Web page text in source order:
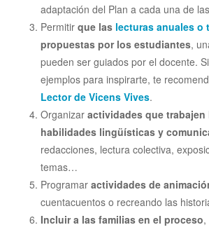
adaptación del Plan a cada una de
Permitir que las lecturas anuales o
propuestas por los estudiantes,
pueden ser guiados por el docente.
ejemplos para inspirarte, te
Lector de Vicens Vives.
Organizar actividades que
habilidades lingüísticas y
redacciones, lectura colectiva,
temas…
Programar actividades de
cuentacuentos o recreando las
Incluir a las familias en el proceso,